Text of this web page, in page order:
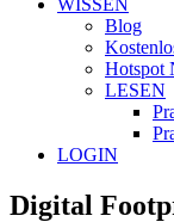
WISSEN
Blog
Hotspot
LESEN
LOGIN
Digital